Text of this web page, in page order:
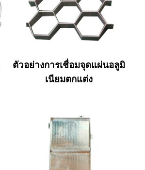
ตัวอย่างการเชื่อมจุดแผ่นอลูมิ
เนียมตกแต่ง